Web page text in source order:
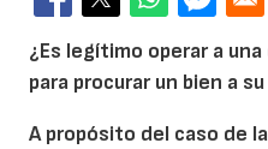
¿Es legítimo operar a
para procurar un bien a
A propósito del caso de